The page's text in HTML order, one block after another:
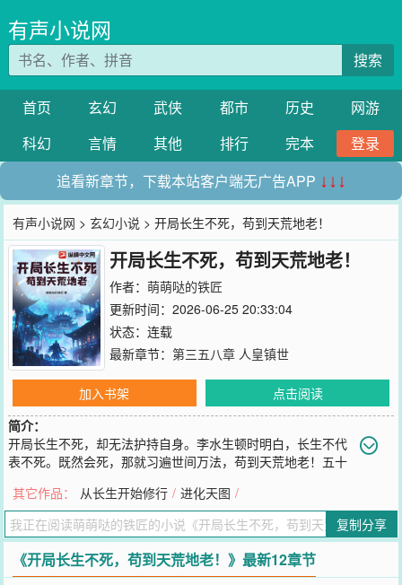
有声小说网
搜索
首页 玄幻 武侠 都市 历史
网游
科幻
言情 其他 排行 完本
登录
追看新章节，下载本站客户端无广告APP ↓↓↓
有声小说网 >玄幻小说 > 开局长生不死，苟到天荒地老！
开局长生不死，苟到天荒地老！
作者： 萌萌哒的铁匠
更新时间：2026-06-25 20:33:04
状态：连载
最新章节： 第三五八章 人皇镇世
加入书架
点击阅读
简介：
开局长生不死，却无法护持自身。李水生顿时明白，长生不代
表不死。既然会死，那就习遍世间万法，苟到天荒地老！五十
王。一万年前，种下的青竹成为盖世灵尊。十万年前，随身携带的酒
葫芦，成为先天灵宝。这是一个凡人，从医馆学徒开始，一步步走过
沧海桑田，成为万仙之祖的故事。
您要是觉得《 开局长生不死，苟到天荒地老！》还不错的话请不要忘
记向您QQ群和微博微信里的朋友推荐哦！
其它作品： 从长生开始修行 / 进化天图 /
复制分享
《开局长生不死，苟到天荒地老！》最新12章节